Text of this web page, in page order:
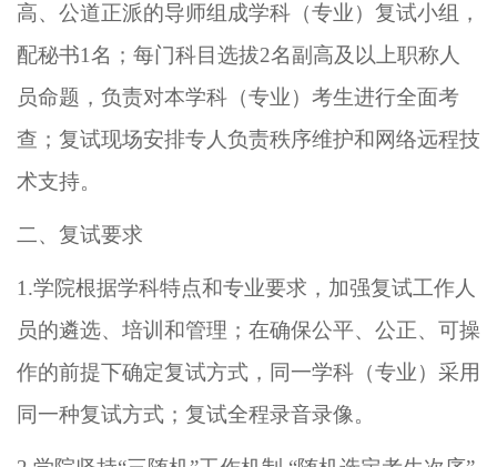
高、公道正派的导师组成学科（专业）复试小组，
配秘书1名 ；每门科目选拔2名副高及以上职称人
员命题， 负责对本学科（专业）考生进行全面考
查 ；复试现场安排专人负责秩序维护和网络远程技
术支持。
二、复试要求
1.学院根据学科特点和专业要求，加强复试工作人
员的遴选、培训和管理；在确保公平、公正、可操
作的前提下确定复试方式，同一学科 （专业） 采用
同一种复试方式； 复试全程录音录像。